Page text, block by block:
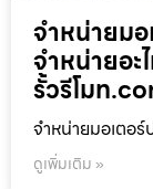
จำหน่ายมอ
จำหน่ายอะ
รั้วรีโมท
จำหน่ายมอเตอ
ดูเพิ่มเติม »